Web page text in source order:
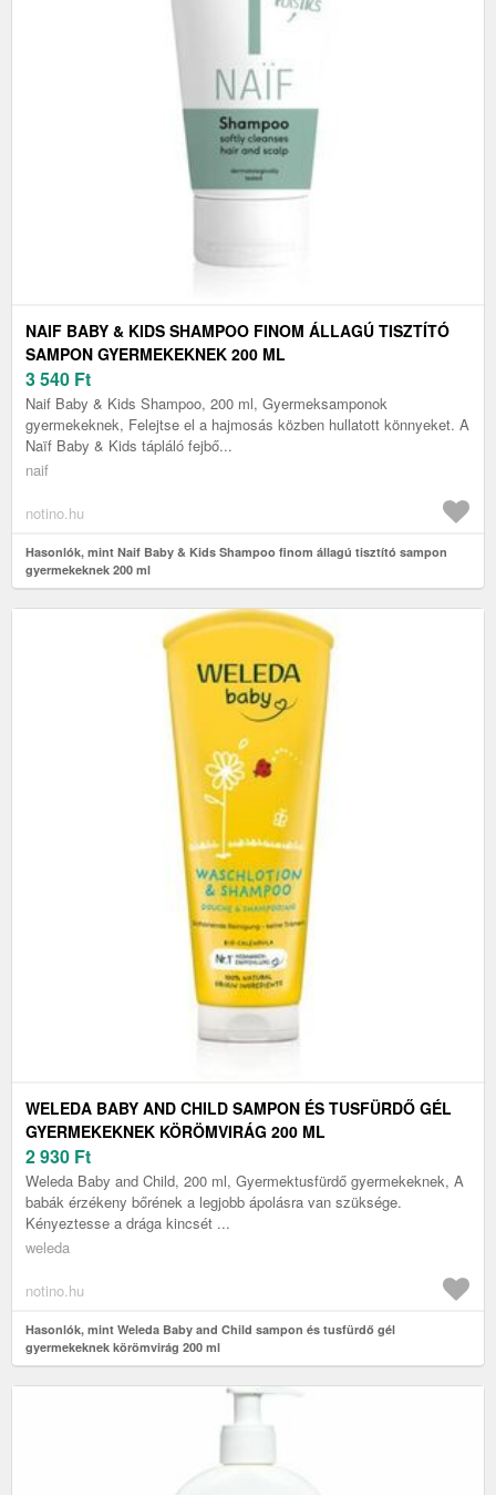
NAIF BABY & KIDS SHAMPOO FINOM ÁLLAGÚ TISZTÍTÓ
SAMPON GYERMEKEKNEK 200 ML
3 540 Ft
Naif Baby & Kids Shampoo, 200 ml, Gyermeksamponok
gyermekeknek, Felejtse el a hajmosás közben hullatott könnyeket. A
Naïf Baby & Kids tápláló fejbő...
naif
notino.hu
Hasonlók, mint Naif Baby & Kids Shampoo finom állagú tisztító sampon
gyermekeknek 200 ml
WELEDA BABY AND CHILD SAMPON ÉS TUSFÜRDŐ GÉL
GYERMEKEKNEK KÖRÖMVIRÁG 200 ML
2 930 Ft
Weleda Baby and Child, 200 ml, Gyermektusfürdő gyermekeknek, A
babák érzékeny bőrének a legjobb ápolásra van szüksége.
Kényeztesse a drága kincsét ...
weleda
notino.hu
Hasonlók, mint Weleda Baby and Child sampon és tusfürdő gél
gyermekeknek körömvirág 200 ml